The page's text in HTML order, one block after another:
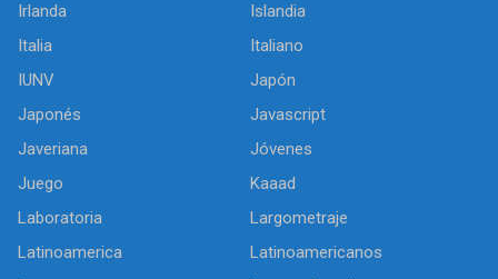
Irlanda
Islandia
Italia
Italiano
IUNV
Japón
Japonés
Javascript
Javeriana
Jóvenes
Juego
Kaaad
Laboratoria
Largometraje
Latinoamerica
Latinoamericanos